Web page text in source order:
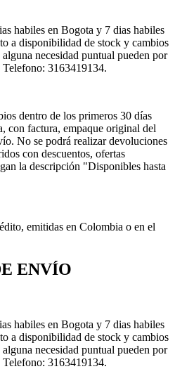
habiles en Bogota y 7 dias habiles
a disponibilidad de stock y cambios
necesidad puntual pueden por
3163419134.
dentro de los primeros 30 días
con factura, empaque original del
No se podrá realizar devoluciones
con descuentos, ofertas
la descripción "Disponibles hasta
emitidas en Colombia o en el
ENVÍO
habiles en Bogota y 7 dias habiles
a disponibilidad de stock y cambios
necesidad puntual pueden por
3163419134.